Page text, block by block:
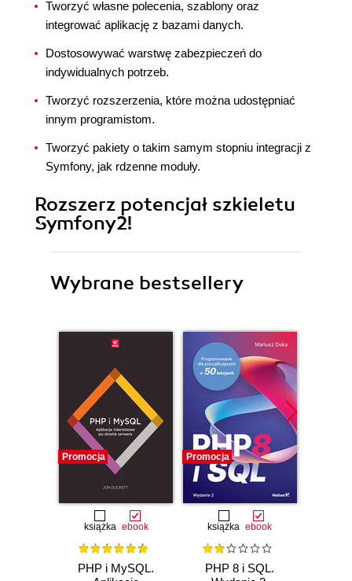
Tworzyć własne polecenia, szablony oraz
integrować aplikację z bazami danych.
Dostosowywać warstwę zabezpieczeń do
indywidualnych potrzeb.
Tworzyć rozszerzenia, które można udostępniać
innym programistom.
Tworzyć pakiety o takim samym stopniu integracji z
Symfony, jak rdzenne moduły.
Rozszerz potencjał szkieletu
Symfony2!
Wybrane bestsellery
Promocja
książka ebook
PHP i MySQL.
Promocja
książka ebook
PHP 8 i SQL.